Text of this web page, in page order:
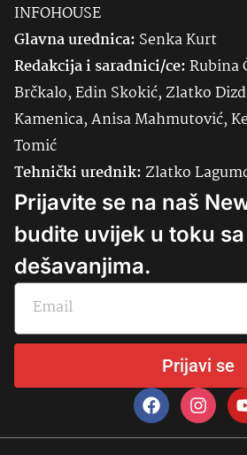
INFOHOUSE
Glavna urednica: SenkaKurt
Redakcija i saradnici/ce:Rubina
Brčkalo, Edin Skokić, Zlatko
Kamenica, Anisa Mahmutović,
Tomić
Tehnički urednik:Zlatko
Prijavite se na naš
budite uvijek u toku
dešavanjima.
Prijavi se